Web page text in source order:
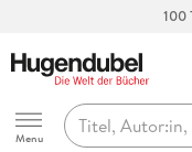
100
Hugendubel
Menu